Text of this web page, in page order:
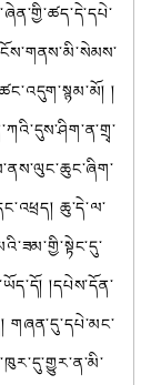
།
ཆུ་དེ་ལ་
།དཔེས་དོན་
གཞན་དུ་དཔེ་མང་